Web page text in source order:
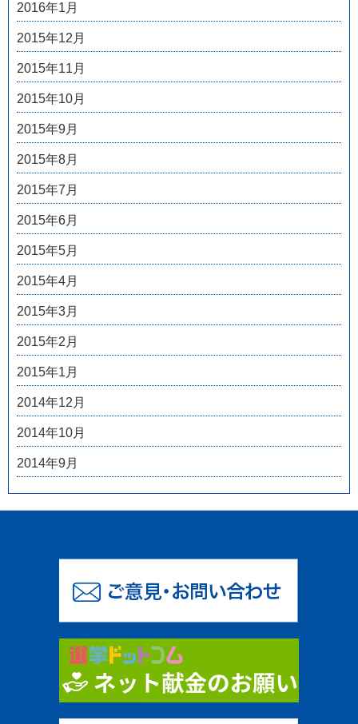
2016年1月
2015年12月
2015年11月
2015年10月
2015年9月
2015年8月
2015年7月
2015年6月
2015年5月
2015年4月
2015年3月
2015年2月
2015年1月
2014年12月
2014年10月
2014年9月